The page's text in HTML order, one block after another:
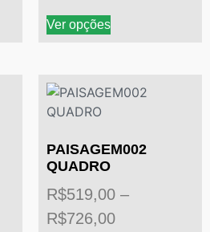
Ver opções
PAISAGEM002
QUADRO
R$519,00 –
R$726,00